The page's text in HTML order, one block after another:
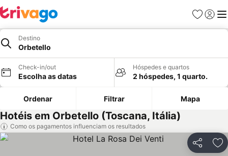
Favoritos
Iniciar
Destino
Orbetello
Check-in/out
Escolha as datas
Hóspedes e quartos
2 hóspedes, 1 quarto.
Ordenar Filtrar Mapa
Hotéis em Orbetello (Toscana, Itália)
Como os pagamentos influenciam os resultados
Partilhar